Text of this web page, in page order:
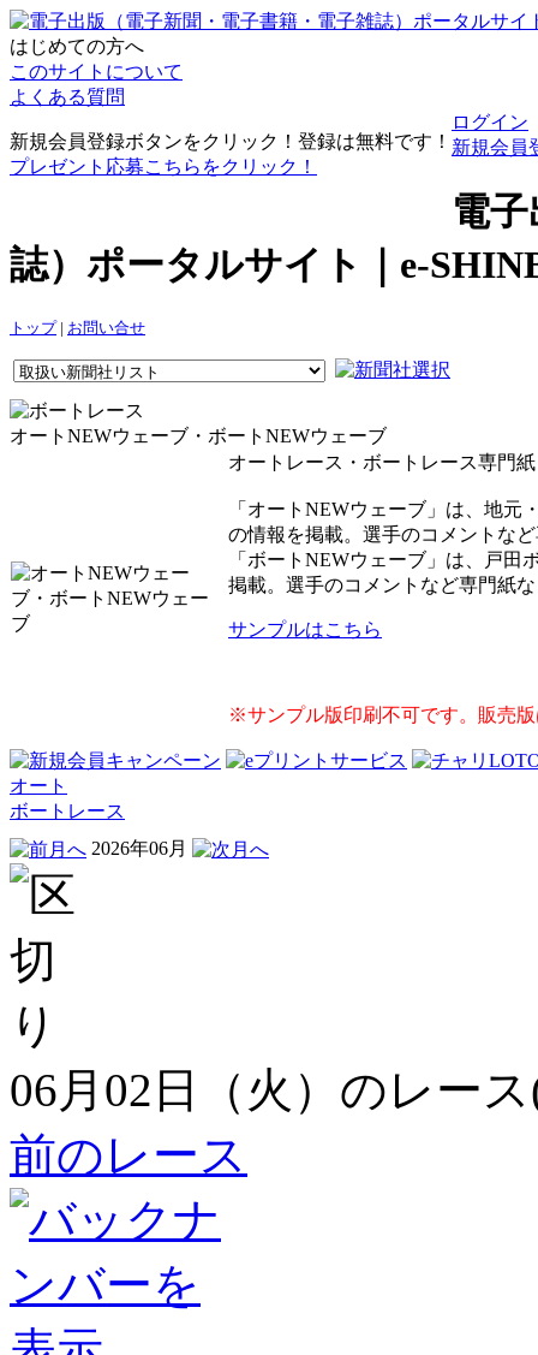
はじめての方へ
このサイトについて
よくある質問
新規会員登録ボタンをクリック！登録は無料です！
プレゼント応募こちらをクリック！
ログイン
新規会員
電
誌）ポータルサイト｜e-
トップ| お問い合せ
オートNEWウェーブ・ボートNEWウェーブ
オートレース・ボートレース専門紙
「オートNEWウェーブ」は、地
の情報を掲載。選手のコメントな
「ボートNEWウェーブ」は、戸
掲載。選手のコメントなど専門紙
サンプルはこちら
※サンプル版印刷不可です。販売
オート
ボートレース
2026年06月
06月02日（火）のレー
前のレース